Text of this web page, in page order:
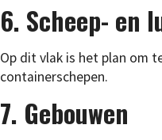
6. Scheep- en
Op dit vlak is het plan om
containerschepen.
7. Gebouwen